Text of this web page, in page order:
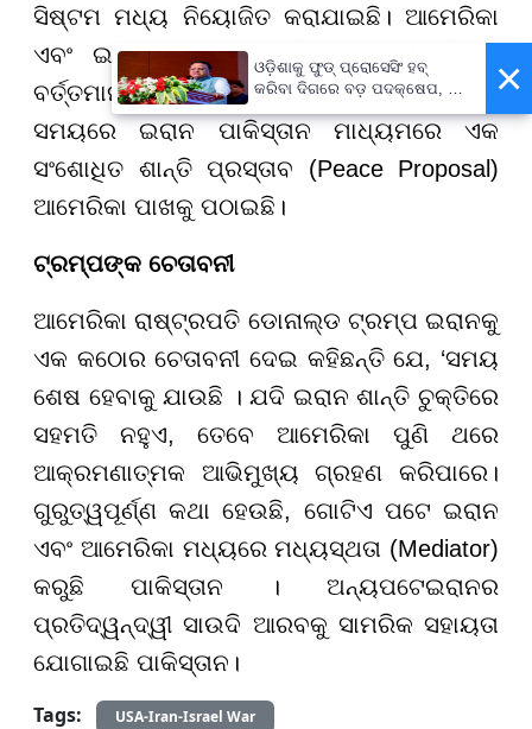
ସିଷ୍ଟମ ମଧ୍ୟ ନିୟୋଜିତ କରାଯାଇଛି। ଆମେରିକା
ଏବଂ ଇରାନ ମଧ୍ୟରେ ଚାଲିଥିବା ଯୁଦ୍ଧ ବିରାମ
ବର୍ତ୍ତମାନ ସଙ୍କଟ ଜନକ ସ୍ଥିତିରେ ରହିଛି। ଏହି
ସମୟରେ ଇରାନ ପାକିସ୍ତାନ ମାଧ୍ୟମରେ ଏକ
ସଂଶୋଧିତ ଶାନ୍ତି ପ୍ରସ୍ତାବ (Peace Proposal)
ଆମେରିକା ପାଖକୁ ପଠାଇଛି।
ଟ୍ରମ୍ପଙ୍କ ଚେତାବନୀ
ଆମେରିକା ରାଷ୍ଟ୍ରପତି ଡୋନାଲ୍ଡ ଟ୍ରମ୍ପ ଇରାନକୁ
ଏକ କଠୋର ଚେତାବନୀ ଦେଇ କହିଛନ୍ତି ଯେ, ‘ସମୟ
ଶେଷ ହେବାକୁ ଯାଉଛି । ଯଦି ଇରାନ ଶାନ୍ତି ଚୁକ୍ତିରେ
ସହମତି ନହୁଏ, ତେବେ ଆମେରିକା ପୁଣି ଥରେ
ଆକ୍ରମଣାତ୍ମକ ଆଭିମୁଖ୍ୟ ଗ୍ରହଣ କରିପାରେ।
ଗୁରୁତ୍ୱପୂର୍ଣ୍ଣ କଥା ହେଉଛି, ଗୋଟିଏ ପଟେ ଇରାନ
ଏବଂ ଆମେରିକା ମଧ୍ୟରେ ମଧ୍ୟସ୍ଥତା (Mediator)
କରୁଛି ପାକିସ୍ତାନ । ଅନ୍ୟପଟେଇରାନର
ପ୍ରତିଦ୍ୱନ୍ଦ୍ୱୀ ସାଉଦି ଆରବକୁ ସାମରିକ ସହାୟତା
ଯୋଗାଇଛି ପାକିସ୍ତାନ।
Tags:
USA-Iran-Israel War
×
ଓଡ଼ିଶାକୁ ଫୁଡ୍ ପ୍ରୋସେସିଂ ହବ୍
କରିବା ଦିଗରେ ବଡ଼ ପଦକ୍ଷେପ, ୪୨